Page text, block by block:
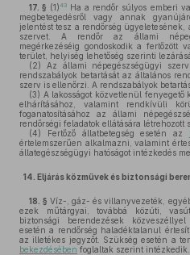
17. § (1)43 Ha a rendőr súlyos emberi
megbetegedésről vagy annak
jelentést tesz a rendőrség
szervet. A rendőr az állami
megérkezéséig gondoskodik a fertőzött
terület, helyiség lehetőség szerinti
(2) Az állami népegészségügyi
rendszabályok betartását az általános
szerv is ellenőrzi. A rendszabályok
(3) A lakosságot közvetlenül
elhárításához, valamint rendkívüli
foganatosításához az állami
rendőrségi feladatok ellátására létrehozott
(4) Fertőző állatbetegség esetén az
értelemszerűen alkalmazni, valamint
állategészségügyi hatóságot intézkedés
14. Eljárás közművek és biztonsági
18. § Víz-, gáz- és villanyvezeték,
ezek műtárgyai, továbbá közúti,
biztonsági berendezések
esetén a rendőrség haladéktalanul
az illetékes jegyzőt. Szükség esetén a
bekezdésében foglaltak szerint intézkedik.